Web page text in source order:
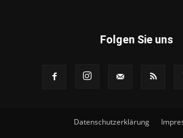
Folgen Sie uns
Datenschutzerklärung